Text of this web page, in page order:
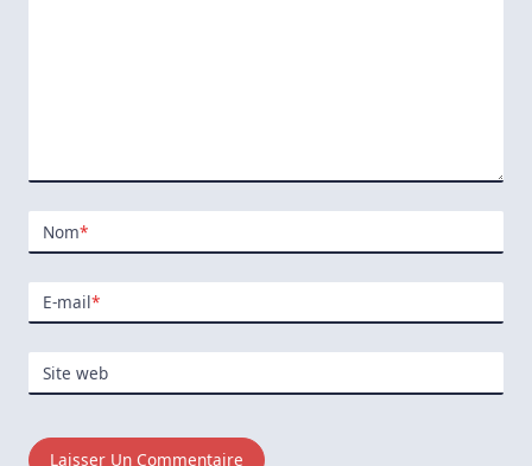
Nom*
E-mail*
Site web